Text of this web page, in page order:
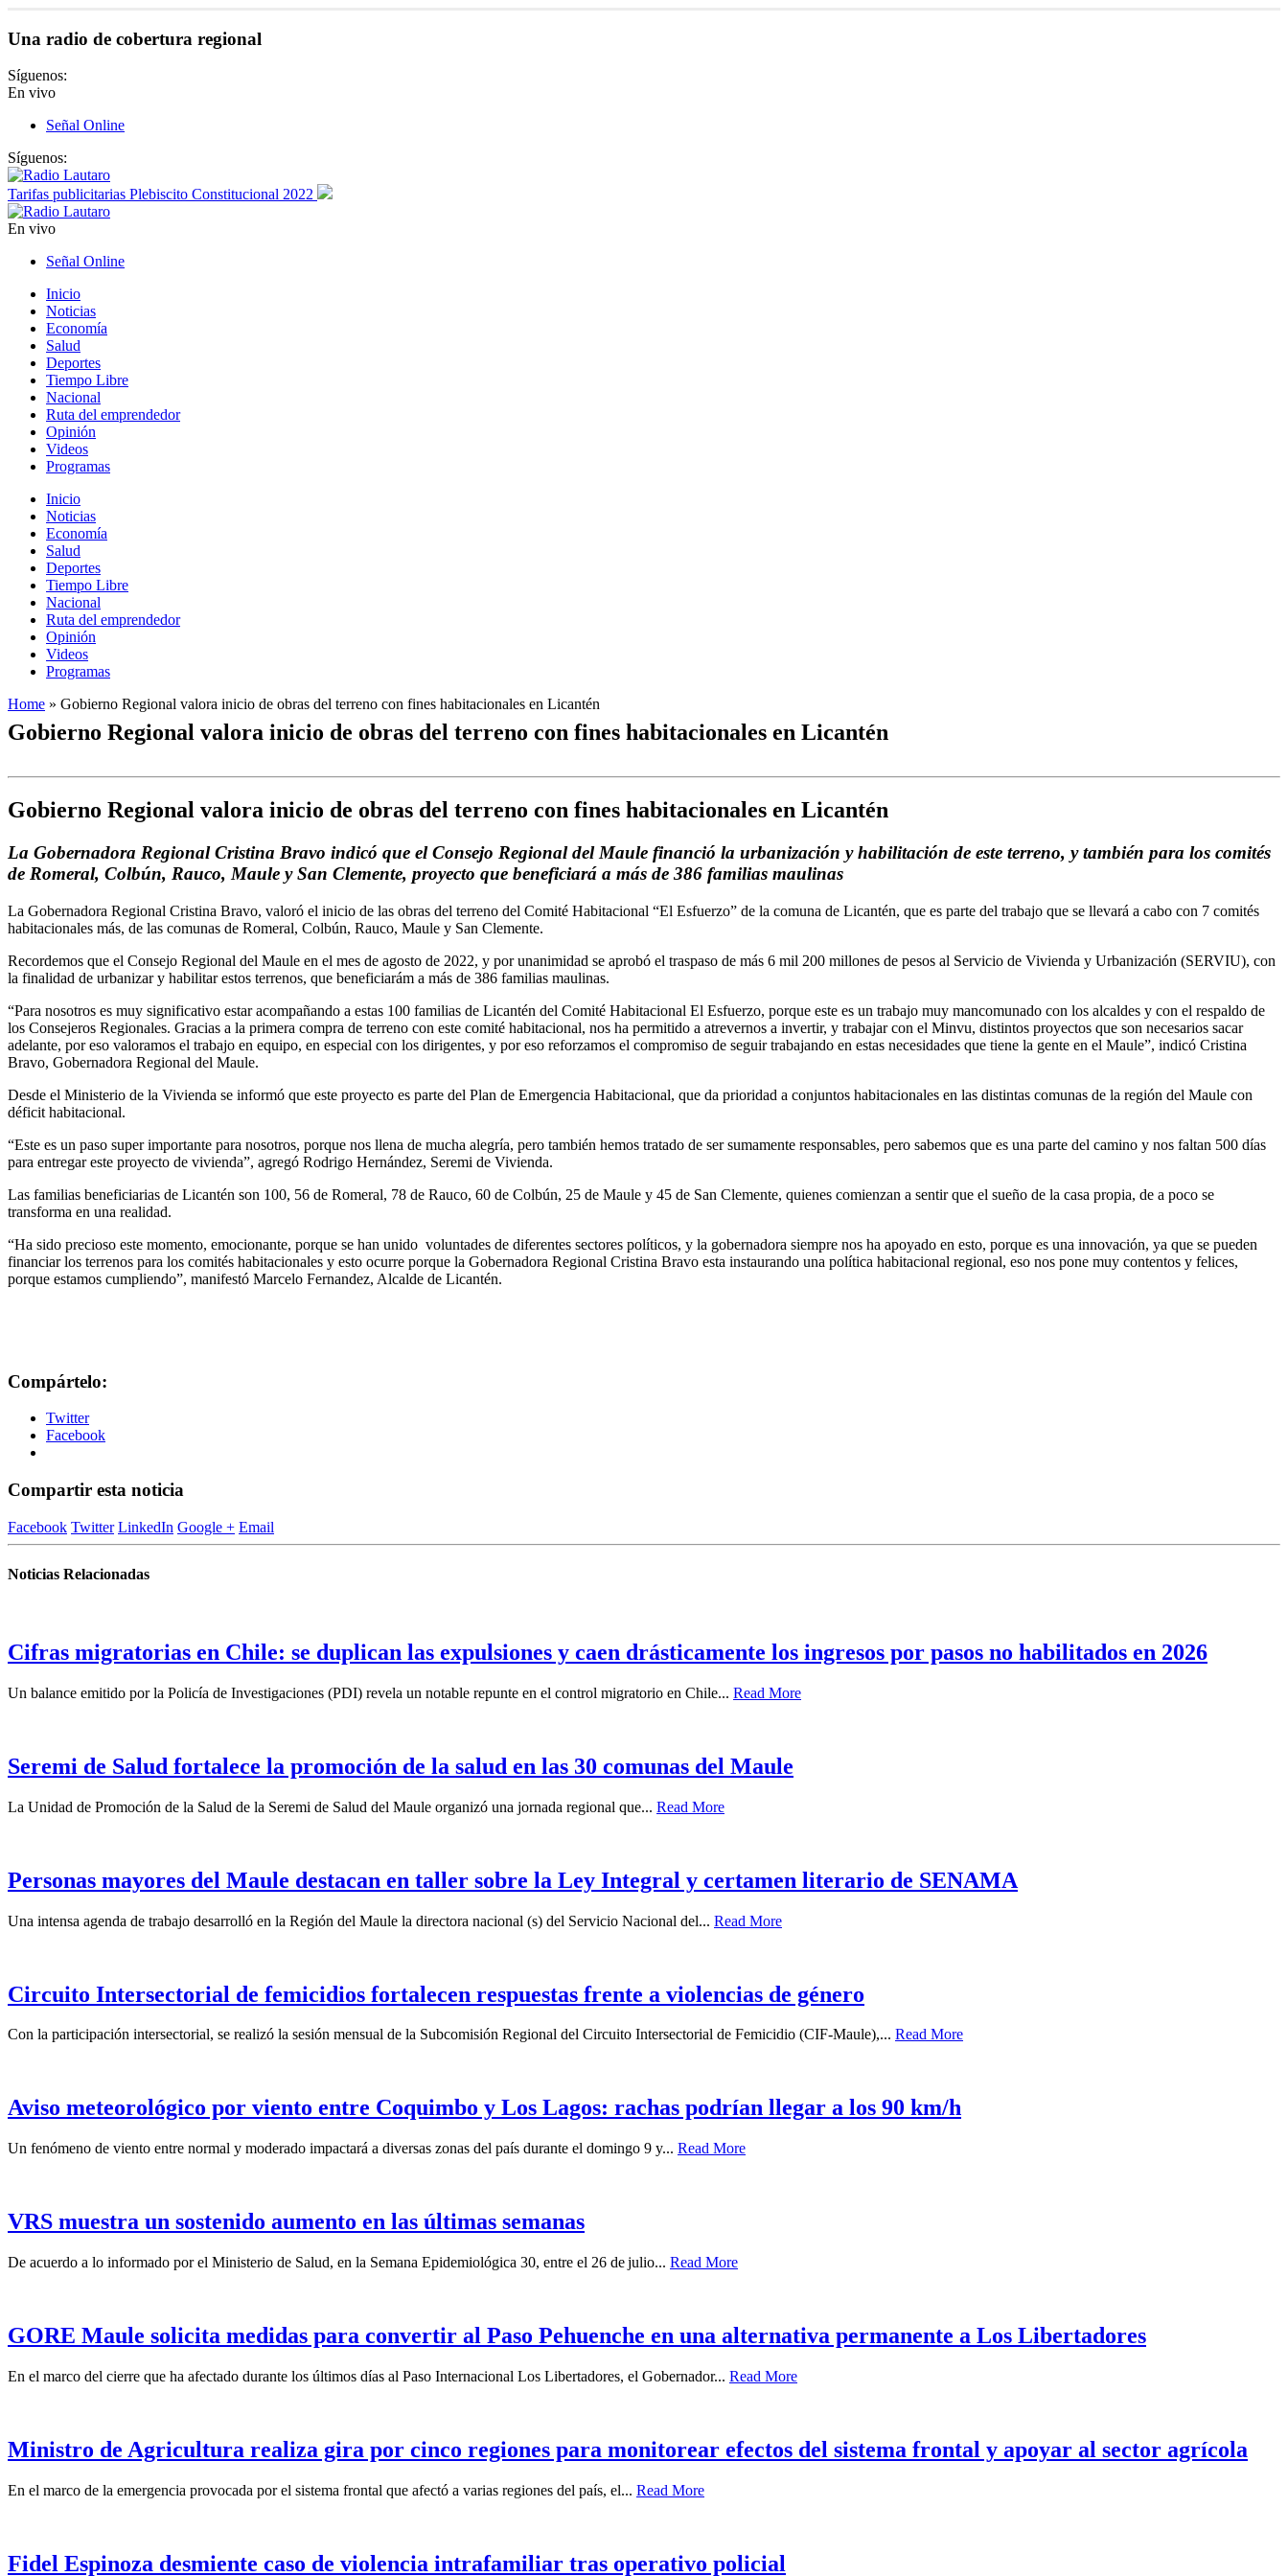
Una radio de cobertura regional
Síguenos:
En vivo
Señal Online
Síguenos:
Tarifas publicitarias Plebiscito Constitucional 2022
En vivo
Señal Online
Inicio
Noticias
Economía
Salud
Deportes
Tiempo Libre
Nacional
Ruta del emprendedor
Opinión
Videos
Programas
Inicio
Noticias
Economía
Salud
Deportes
Tiempo Libre
Nacional
Ruta del emprendedor
Opinión
Videos
Programas
Home » Gobierno Regional valora inicio de obras del terreno con fines habitacionales en Licantén
Gobierno Regional valora inicio de obras del terreno con fines habitacionales en Licantén
Gobierno Regional valora inicio de obras del terreno con fines habitacionales en Licantén
La Gobernadora Regional Cristina Bravo indicó que el Consejo Regional del Maule financió la urbanización y habilitación de este terreno, y también para los comités
de Romeral, Colbún, Rauco, Maule y San Clemente, proyecto que beneficiará a más de 386 familias maulinas
La Gobernadora Regional Cristina Bravo, valoró el inicio de las obras del terreno del Comité Habitacional “El Esfuerzo” de la comuna de Licantén, que es parte del trabajo que se llevará a cabo con 7 comités
habitacionales más, de las comunas de Romeral, Colbún, Rauco, Maule y San Clemente.
Recordemos que el Consejo Regional del Maule en el mes de agosto de 2022, y por unanimidad se aprobó el traspaso de más 6 mil 200 millones de pesos al Servicio de Vivienda y Urbanización (SERVIU), con
la finalidad de urbanizar y habilitar estos terrenos, que beneficiarám a más de 386 familias maulinas.
“Para nosotros es muy significativo estar acompañando a estas 100 familias de Licantén del Comité Habitacional El Esfuerzo, porque este es un trabajo muy mancomunado con los alcaldes y con el respaldo de
los Consejeros Regionales. Gracias a la primera compra de terreno con este comité habitacional, nos ha permitido a atrevernos a invertir, y trabajar con el Minvu, distintos proyectos que son necesarios sacar
adelante, por eso valoramos el trabajo en equipo, en especial con los dirigentes, y por eso reforzamos el compromiso de seguir trabajando en estas necesidades que tiene la gente en el Maule”, indicó Cristina
Bravo, Gobernadora Regional del Maule.
Desde el Ministerio de la Vivienda se informó que este proyecto es parte del Plan de Emergencia Habitacional, que da prioridad a conjuntos habitacionales en las distintas comunas de la región del Maule con
déficit habitacional.
“Este es un paso super importante para nosotros, porque nos llena de mucha alegría, pero también hemos tratado de ser sumamente responsables, pero sabemos que es una parte del camino y nos faltan 500 días
para entregar este proyecto de vivienda”, agregó Rodrigo Hernández, Seremi de Vivienda.
Las familias beneficiarias de Licantén son 100, 56 de Romeral, 78 de Rauco, 60 de Colbún, 25 de Maule y 45 de San Clemente, quienes comienzan a sentir que el sueño de la casa propia, de a poco se
transforma en una realidad.
“Ha sido precioso este momento, emocionante, porque se han unido voluntades de diferentes sectores políticos, y la gobernadora siempre nos ha apoyado en esto, porque es una innovación, ya que se pueden
financiar los terrenos para los comités habitacionales y esto ocurre porque la Gobernadora Regional Cristina Bravo esta instaurando una política habitacional regional, eso nos pone muy contentos y felices,
porque estamos cumpliendo”, manifestó Marcelo Fernandez, Alcalde de Licantén.
Compártelo:
Twitter
Facebook
Compartir esta noticia
Facebook Twitter LinkedIn Google + Email
Noticias Relacionadas
Cifras migratorias en Chile: se duplican las expulsiones y caen drásticamente los ingresos por pasos no habilitados en 2026
Un balance emitido por la Policía de Investigaciones (PDI) revela un notable repunte en el control migratorio en Chile... Read More
Seremi de Salud fortalece la promoción de la salud en las 30 comunas del Maule
La Unidad de Promoción de la Salud de la Seremi de Salud del Maule organizó una jornada regional que... Read More
Personas mayores del Maule destacan en taller sobre la Ley Integral y certamen literario de SENAMA
Una intensa agenda de trabajo desarrolló en la Región del Maule la directora nacional (s) del Servicio Nacional del... Read More
Circuito Intersectorial de femicidios fortalecen respuestas frente a violencias de género
Con la participación intersectorial, se realizó la sesión mensual de la Subcomisión Regional del Circuito Intersectorial de Femicidio (CIF-Maule),... Read More
Aviso meteorológico por viento entre Coquimbo y Los Lagos: rachas podrían llegar a los 90 km/h
Un fenómeno de viento entre normal y moderado impactará a diversas zonas del país durante el domingo 9 y... Read More
VRS muestra un sostenido aumento en las últimas semanas
De acuerdo a lo informado por el Ministerio de Salud, en la Semana Epidemiológica 30, entre el 26 de julio... Read More
GORE Maule solicita medidas para convertir al Paso Pehuenche en una alternativa permanente a Los Libertadores
En el marco del cierre que ha afectado durante los últimos días al Paso Internacional Los Libertadores, el Gobernador... Read More
Ministro de Agricultura realiza gira por cinco regiones para monitorear efectos del sistema frontal y apoyar al sector agrícola
En el marco de la emergencia provocada por el sistema frontal que afectó a varias regiones del país, el... Read More
Fidel Espinoza desmiente caso de violencia intrafamiliar tras operativo policial